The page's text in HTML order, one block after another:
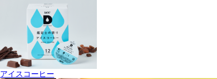
アイスコーヒー